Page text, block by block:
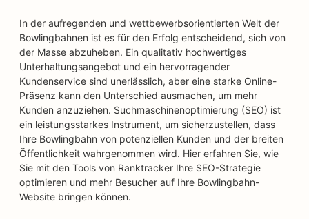
In der aufregenden und wettbewerbsorientierten Welt der
Bowlingbahnen ist es für den Erfolg entscheidend, sich von
der Masse abzuheben. Ein qualitativ hochwertiges
Unterhaltungsangebot und ein hervorragender
Kundenservice sind unerlässlich, aber eine starke Online-
Präsenz kann den Unterschied ausmachen, um mehr
Kunden anzuziehen. Suchmaschinenoptimierung (SEO) ist
ein leistungsstarkes Instrument, um sicherzustellen, dass
Ihre Bowlingbahn von potenziellen Kunden und der breiten
Öffentlichkeit wahrgenommen wird. Hier erfahren Sie, wie
Sie mit den Tools von Ranktracker Ihre SEO-Strategie
optimieren und mehr Besucher auf Ihre Bowlingbahn-
Website bringen können.